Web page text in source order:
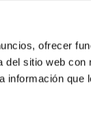
ofrecer
del sitio web con
información que